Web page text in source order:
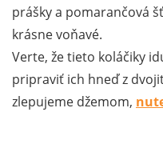
prášky a pomarančová
krásne voňavé.
Verte, že tieto koláčiky
pripraviť ich hneď z
zlepujeme džemom,